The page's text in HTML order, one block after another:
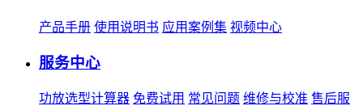
产品手册 使用说明书 应用案例集 视频中心
服务中心
功放选型计算器 免费试用 常见问题 维修与校准 售后服